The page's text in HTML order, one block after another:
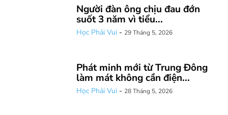
Người đàn ông chịu đau đớn
suốt 3 năm vì tiểu...
Học Phải Vui - 29 Tháng 5, 2026
Phát minh mới từ Trung Đông
làm mát không cần điện...
Học Phải Vui - 28 Tháng 5, 2026